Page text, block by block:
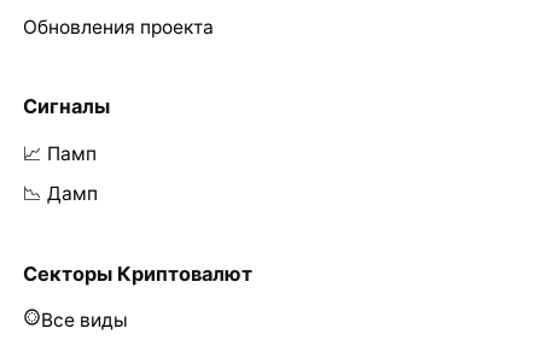
Обновления проекта
Сигналы
📈 Памп
📉 Дамп
Секторы Криптовалют
Все виды